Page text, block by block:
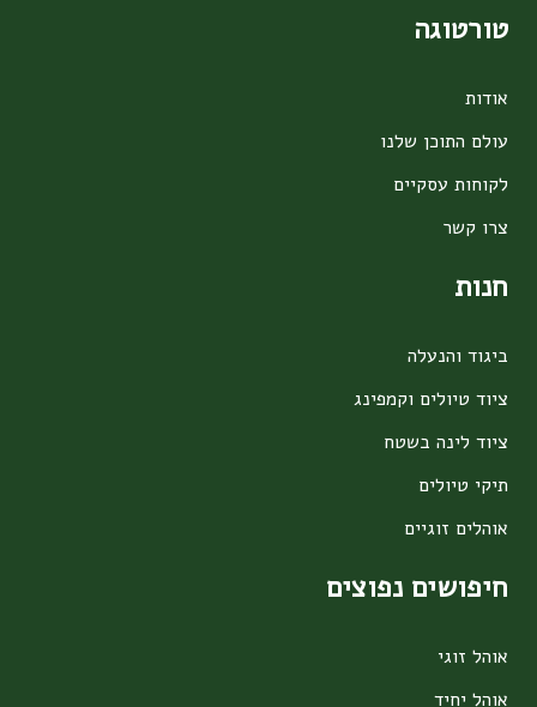
טורטוגה
אודות
עולם התוכן שלנו
לקוחות עסקיים
צרו קשר
חנות
ביגוד והנעלה
ציוד טיולים וקמפינג
ציוד לינה בשטח
תיקי טיולים
אוהלים זוגיים
חיפושים נפוצים
אוהל זוגי
אוהל יחיד